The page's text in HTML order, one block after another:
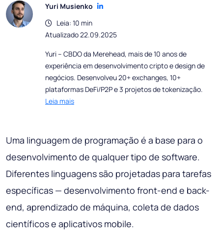
Yuri Musienko
Leia: 10 min
Atualizado 22.09.2025
Yuri – CBDO da Merehead, mais de 10 anos de
experiência em desenvolvimento cripto e design de
negócios. Desenvolveu 20+ exchanges, 10+
plataformas DeFi/P2P e 3 projetos de tokenização.
Leia mais
Uma linguagem de programação é a base para o
desenvolvimento de qualquer tipo de software.
Diferentes linguagens são projetadas para tarefas
específicas — desenvolvimento front-end e back-
end, aprendizado de máquina, coleta de dados
científicos e aplicativos mobile.